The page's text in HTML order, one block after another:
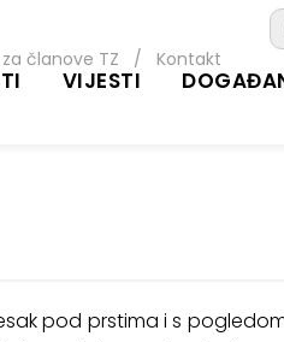
članove TZ / Kontakt
VIJESTI
pod prstima i s